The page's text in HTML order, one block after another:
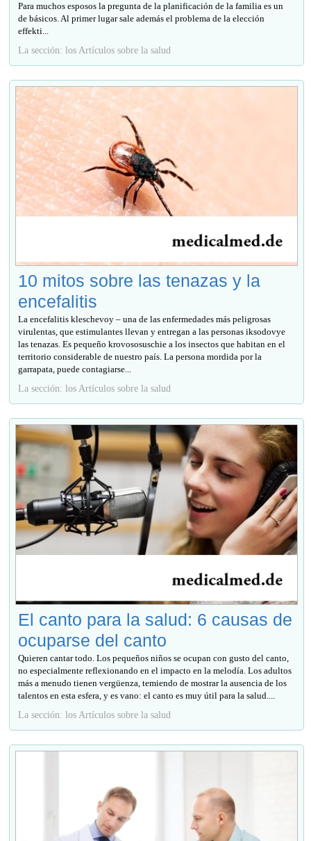
Para muchos esposos la pregunta de la planificación de la familia es un
de básicos. Al primer lugar sale además el problema de la elección
effekti...
La sección: los Artículos sobre la salud
10 mitos sobre las tenazas y la
encefalitis
La encefalitis kleschevoy – una de las enfermedades más peligrosas
virulentas, que estimulantes llevan y entregan a las personas iksodovye
las tenazas. Es pequeño krovososuschie a los insectos que habitan en el
territorio considerable de nuestro país. La persona mordida por la
garrapata, puede contagiarse...
La sección: los Artículos sobre la salud
El canto para la salud: 6 causas de
ocuparse del canto
Quieren cantar todo. Los pequeños niños se ocupan con gusto del canto,
no especialmente reflexionando en el impacto en la melodía. Los adultos
más a menudo tienen vergüenza, temiendo de mostrar la ausencia de los
talentos en esta esfera, y es vano: el canto es muy útil para la salud....
La sección: los Artículos sobre la salud